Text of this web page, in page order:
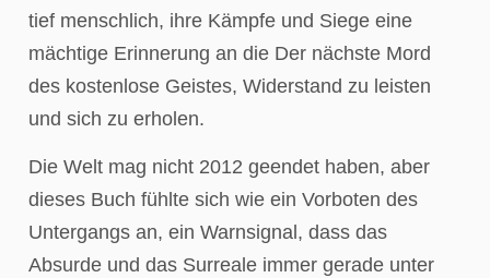
tief menschlich, ihre Kämpfe und Siege eine
mächtige Erinnerung an die Der nächste Mord
des kostenlose Geistes, Widerstand zu leisten
und sich zu erholen.
Die Welt mag nicht 2012 geendet haben, aber
dieses Buch fühlte sich wie ein Vorboten des
Untergangs an, ein Warnsignal, dass das
Absurde und das Surreale immer gerade unter